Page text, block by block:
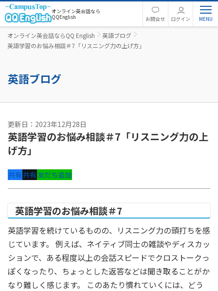
オンライン英会話なら
QQEnglish
お問合せ ログイン
オンライン英会話ならQQ English
英語ブログ
英語学習のお悩み相談＃7「リスニング力の上げ方」
英語ブログ
更新日：2023年12月28日
英語学習のお悩み相談＃7「リスニング力の上
げ方」
共有共有友だち追加
英語学習のお悩み相談＃7
英語学習を続けているものの、リスニング力の頭打ちを感
じています。 例えば、ネイティブ同士の雑談やディスカッ
ションで、ある程度以上の会話スピードでクロストークっ
ぽくなったり、ちょっとした返答などは聞き取ることがか
なり難しく感じます。 このあたり慣れていくには、どう